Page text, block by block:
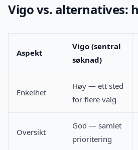
Vigo vs. alternatives:
Aspekt
Vigo (sentral
søknad)
Enkelhet
Høy — ett sted
for flere valg
Oversikt
God — samlet
prioritering